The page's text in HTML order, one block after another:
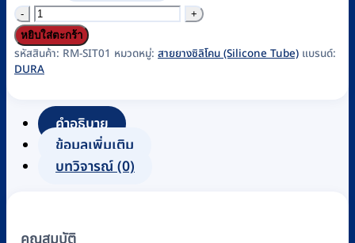
จำนวน
สาย
ซิ
ลิ
มี
รอย
หยิบใส่ตะกร้า
รหัสสินค้า: RM-SIT01 หมวดหมู่: สายยางซิลิโคน (Silicone Tube) แบรนด์:
DURA
คำอธิบาย
ข้อมูลเพิ่มเติม
บทวิจารณ์ (0)